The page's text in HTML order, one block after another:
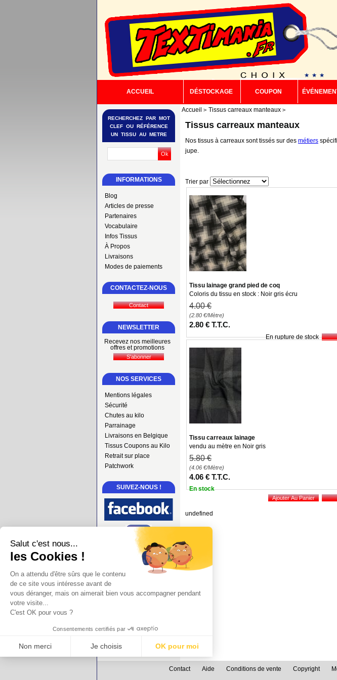
ACCUEIL DÉSTOCKAGE COUPON
INFORMATIONS
Blog
Articles de presse
Partenaires
Vocabulaire
Infos Tissus
À Propos
Livraisons
Modes de paiements
RECHERCHEZ PAR MOT
CLEF OU RÉFÉRENCE
UN TISSU AU METRE
CONTACTEZ-NOUS
NEWSLETTER
Recevez nos meilleures
offres et promotions
NOS SERVICES
Mentions légales
Sécurité
Chutes au kilo
Parrainage
Livraisons en Belgique
Tissus Coupons au Kilo
Retrait sur place
Patchwork
SUIVEZ-NOUS !
Accueil Tissus carreaux manteaux
Tissus carreaux manteaux
Nos tissus à carreaux sont tissés sur des métiers
jupe.
Trier par
Tissu lainage grand pied de coq
Coloris du tissu en stock : Noir gris écru
4.00 €
(2.80 €/Mètre)
2.80 € T.T.C.
En rupture de stock
Tissu carreaux lainage
vendu au mètre en Noir gris
5.80 €
(4.06 €/Mètre)
4.06 € T.T.C.
En stock
undefined
Contact Aide Conditions de vente Copyright
Salut c'est nous...
les Cookies !
On a attendu d'être sûrs que le contenu
de ce site vous intéresse avant de
vous déranger, mais on aimerait bien vous accompagner pendant
votre visite...
C'est OK pour vous ?
Consentements certifiés par
Non merci Je choisis OK pour moi
Plateforme de Gestion du Consentement : Personnalisez vos Options